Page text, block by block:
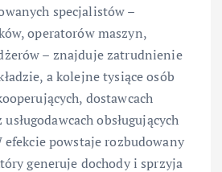
specjalistów –
operatorów maszyn,
– znajduje zatrudnienie
a kolejne tysiące osób
dostawcach
obsługujących
powstaje rozbudowany
generuje dochody i sprzyja